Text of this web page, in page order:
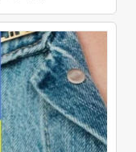
marka
100 zł w
zł – idealny
nieco
– propozycji
zarówno dla
bardziej